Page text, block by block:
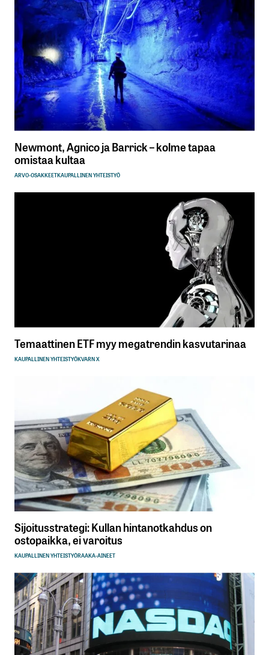
Newmont, Agnico ja Barrick – kolme tapaa
omistaa kultaa
ARVO-OSAKKEETKAUPALLINEN YHTEISTYÖ
Temaattinen ETF myy megatrendin kasvutarinaa
KAUPALLINEN YHTEISTYÖKVARN X
Sijoitusstrategi: Kullan hintanotkahdus on
ostopaikka, ei varoitus
KAUPALLINEN YHTEISTYÖRAAKA-AINEET